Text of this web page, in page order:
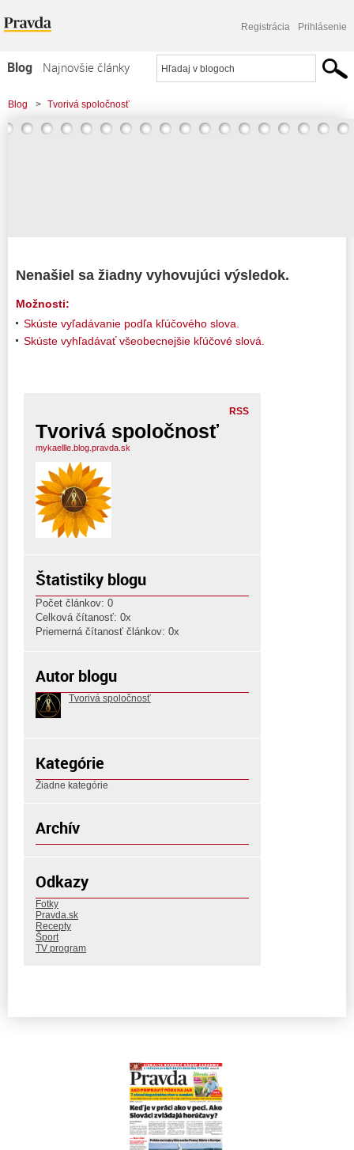
Registrácia Prihlásenie
Blog
Najnovšie články
Najčítanejšie články
Najkomentovanejšie články
Blog > Tvorivá spoločnosť
Nenašiel sa žiadny vyhovujúci výsledok.
Možnosti:
Skúste vyľadávanie podľa kľúčového slova.
Skúste vyhľadávať všeobecnejšie kľúčové slová.
RSS
Tvorivá spoločnosť
mykaellle.blog.pravda.sk
Štatistiky blogu
Počet článkov: 0
Celková čítanosť: 0x
Priemerná čítanosť článkov: 0x
Autor blogu
Tvorivá spoločnosť
Kategórie
Žiadne kategórie
Archív
Odkazy
Fotky
Pravda.sk
Recepty
Šport
TV program